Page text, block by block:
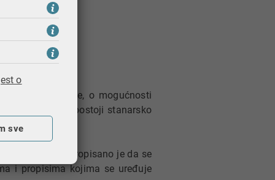
poslove, o mogućnosti
na kojima postoji stanarsko
01 i 150/02) propisano je da se
i propisima kojima se uređuje
o
sve